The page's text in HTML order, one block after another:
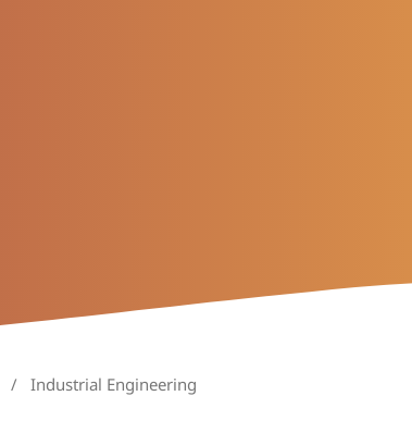
/ Industrial Engineering